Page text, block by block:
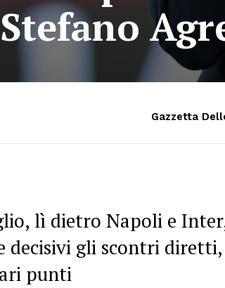
Stefano
Gazzetta
lì dietro Napoli e
decisivi gli scontri
punti